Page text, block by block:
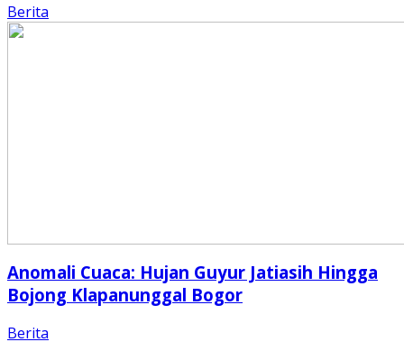
Berita
Anomali Cuaca: Hujan Guyur Jatiasih Hingga
Bojong Klapanunggal Bogor
Berita